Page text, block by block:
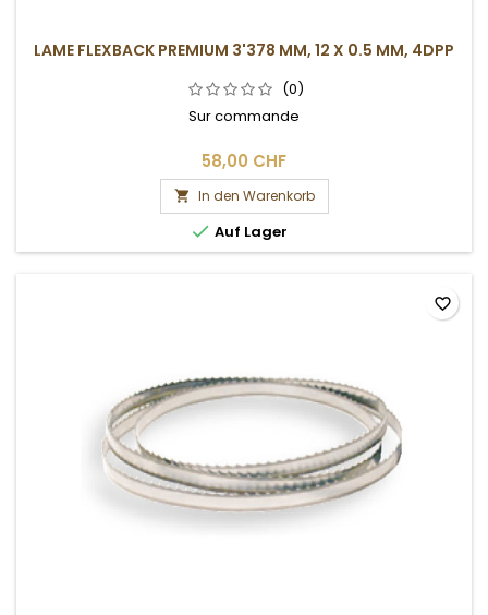
LAME FLEXBACK PREMIUM 3'378 MM, 12 X 0.5 MM, 4DPP
(0)
Sur commande
58,00 CHF
 In den Warenkorb
 Auf Lager
favorite_border